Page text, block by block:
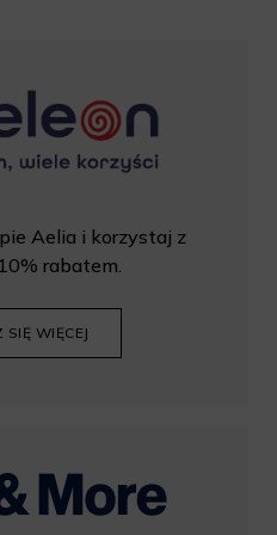
Aelia i korzystaj z
rabatem.
WIĘCEJ